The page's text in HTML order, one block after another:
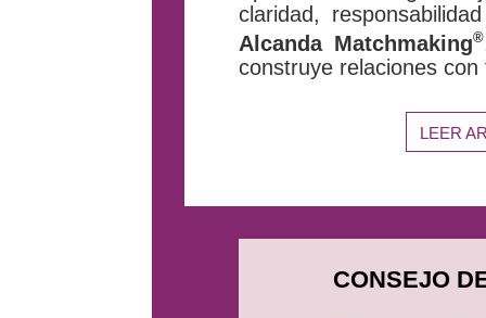
claridad,
Alcanda Matchmaking®
construye relaciones con
LEER
CONSEJO